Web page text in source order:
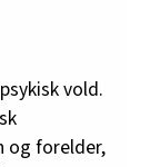
vold.
og forelder,